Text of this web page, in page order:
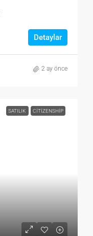
Detaylar
2 ay önce
SATILIK CITIZENSHIP